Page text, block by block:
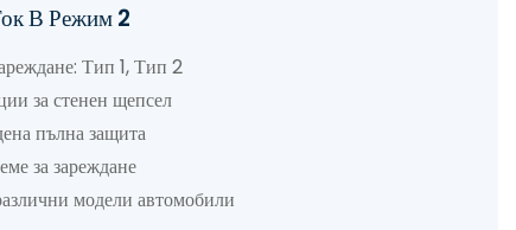
Ток В Режим 2
Тип 1, Тип 2
стенен щепсел
защита
зареждане
модели автомобили